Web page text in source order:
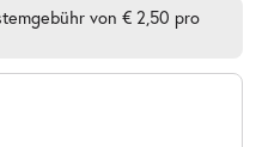
von € 2,50 pro